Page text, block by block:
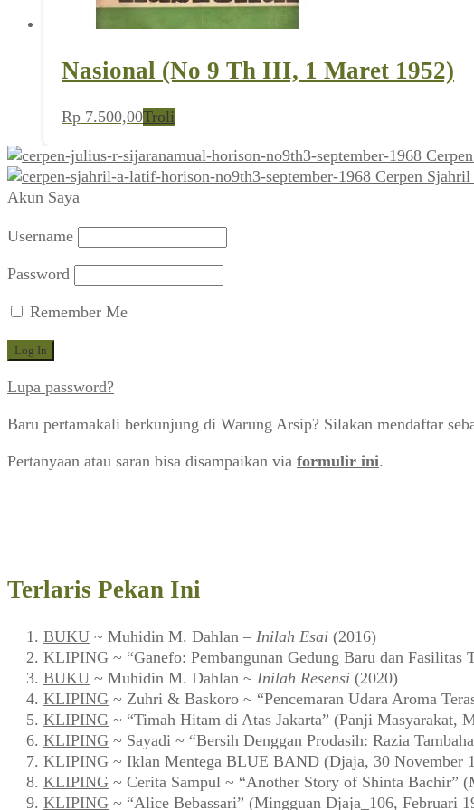
Nasional (No 9 Th III, 1 Maret 1952)
Rp 7.500,00Troli
Cerpen
Akun Saya
Username
Password
Remember Me
Lupa password?
Baru pertamakali berkunjung di Warung Arsip? Silakan mendaftar
Pertanyaan atau saran bisa disampaikan via formulir ini.
Terlaris Pekan Ini
BUKU ~ Muhidin M. Dahlan – Inilah Esai (2016)
KLIPING ~ “Ganefo: Pembangunan Gedung Baru dan
BUKU ~ Muhidin M. Dahlan ~ Inilah Resensi (2020)
KLIPING ~ Zuhri & Baskoro ~ “Pencemaran Udara Aroma
KLIPING ~ “Timah Hitam di Atas Jakarta” (Panji Masyarakat,
KLIPING ~ Sayadi ~ “Bersih Denggan Prodasih: Razia
KLIPING ~ Iklan Mentega BLUE BAND (Djaja, 30 November
KLIPING ~ Cerita Sampul ~ “Another Story of Shinta Bachir”
KLIPING ~ “Alice Bebassari” (Mingguan Djaja_106, Februari